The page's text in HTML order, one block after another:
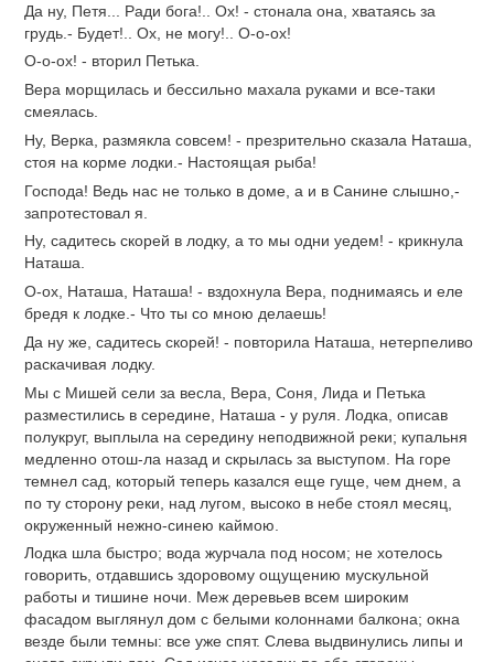
Да ну, Петя... Ради бога!.. Ох! - стонала она, хватаясь за
грудь.- Будет!.. Ох, не могу!.. О-о-ох!
О-о-ох! - вторил Петька.
Вера морщилась и бессильно махала руками и все-таки
смеялась.
Ну, Верка, размякла совсем! - презрительно сказала Наташа,
стоя на корме лодки.- Настоящая рыба!
Господа! Ведь нас не только в доме, а и в Санине слышно,-
запротестовал я.
Ну, садитесь скорей в лодку, а то мы одни уедем! - крикнула
Наташа.
О-ох, Наташа, Наташа! - вздохнула Вера, поднимаясь и еле
бредя к лодке.- Что ты со мною делаешь!
Да ну же, садитесь скорей! - повторила Наташа, нетерпеливо
раскачивая лодку.
Мы с Мишей сели за весла, Вера, Соня, Лида и Петька
разместились в середине, Наташа - у руля. Лодка, описав
полукруг, выплыла на середину неподвижной реки; купальня
медленно отош-ла назад и скрылась за выступом. На горе
темнел сад, который теперь казался еще гуще, чем днем, а
по ту сторону реки, над лугом, высоко в небе стоял месяц,
окруженный нежно-синею каймою.
Лодка шла быстро; вода журчала под носом; не хотелось
говорить, отдавшись здоровому ощущению мускульной
работы и тишине ночи. Меж деревьев всем широким
фасадом выглянул дом с белыми колоннами балкона; окна
везде были темны: все уже спят. Слева выдвинулись липы и